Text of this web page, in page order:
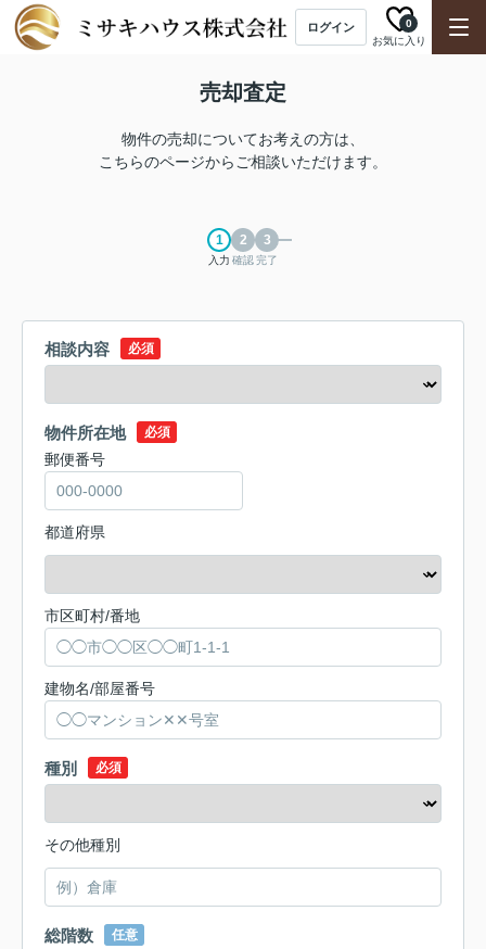
ログイン
お気に入り
0
売却査定
物件の売却についてお考えの方は、
こちらのページからご相談いただけます。
入力 確認完了
相談内容 必須
物件所在地 必須
郵便番号
都道府県
市区町村/番地
建物名/部屋番号
種別 必須
その他種別
総階数 任意